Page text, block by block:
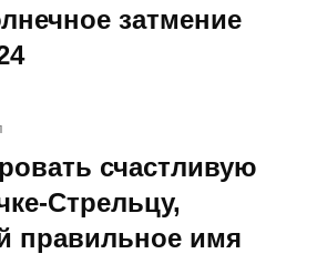
затмение
счастливую
Стрельцу,
правильное имя